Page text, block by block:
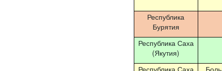
Республика
Бурятия
Республика Саха
(Якутия)